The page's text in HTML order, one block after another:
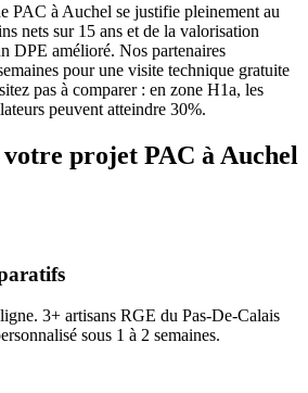
PAC à Auchel se justifie pleinement au
nets sur 15 ans et de la valorisation
DPE amélioré. Nos partenaires
pour une visite technique gratuite
pas à comparer : en zone H1a, les
peuvent atteindre 30%.
votre projet PAC à Auchel
3+ artisans RGE du Pas-De-Calais
sous 1 à 2 semaines.